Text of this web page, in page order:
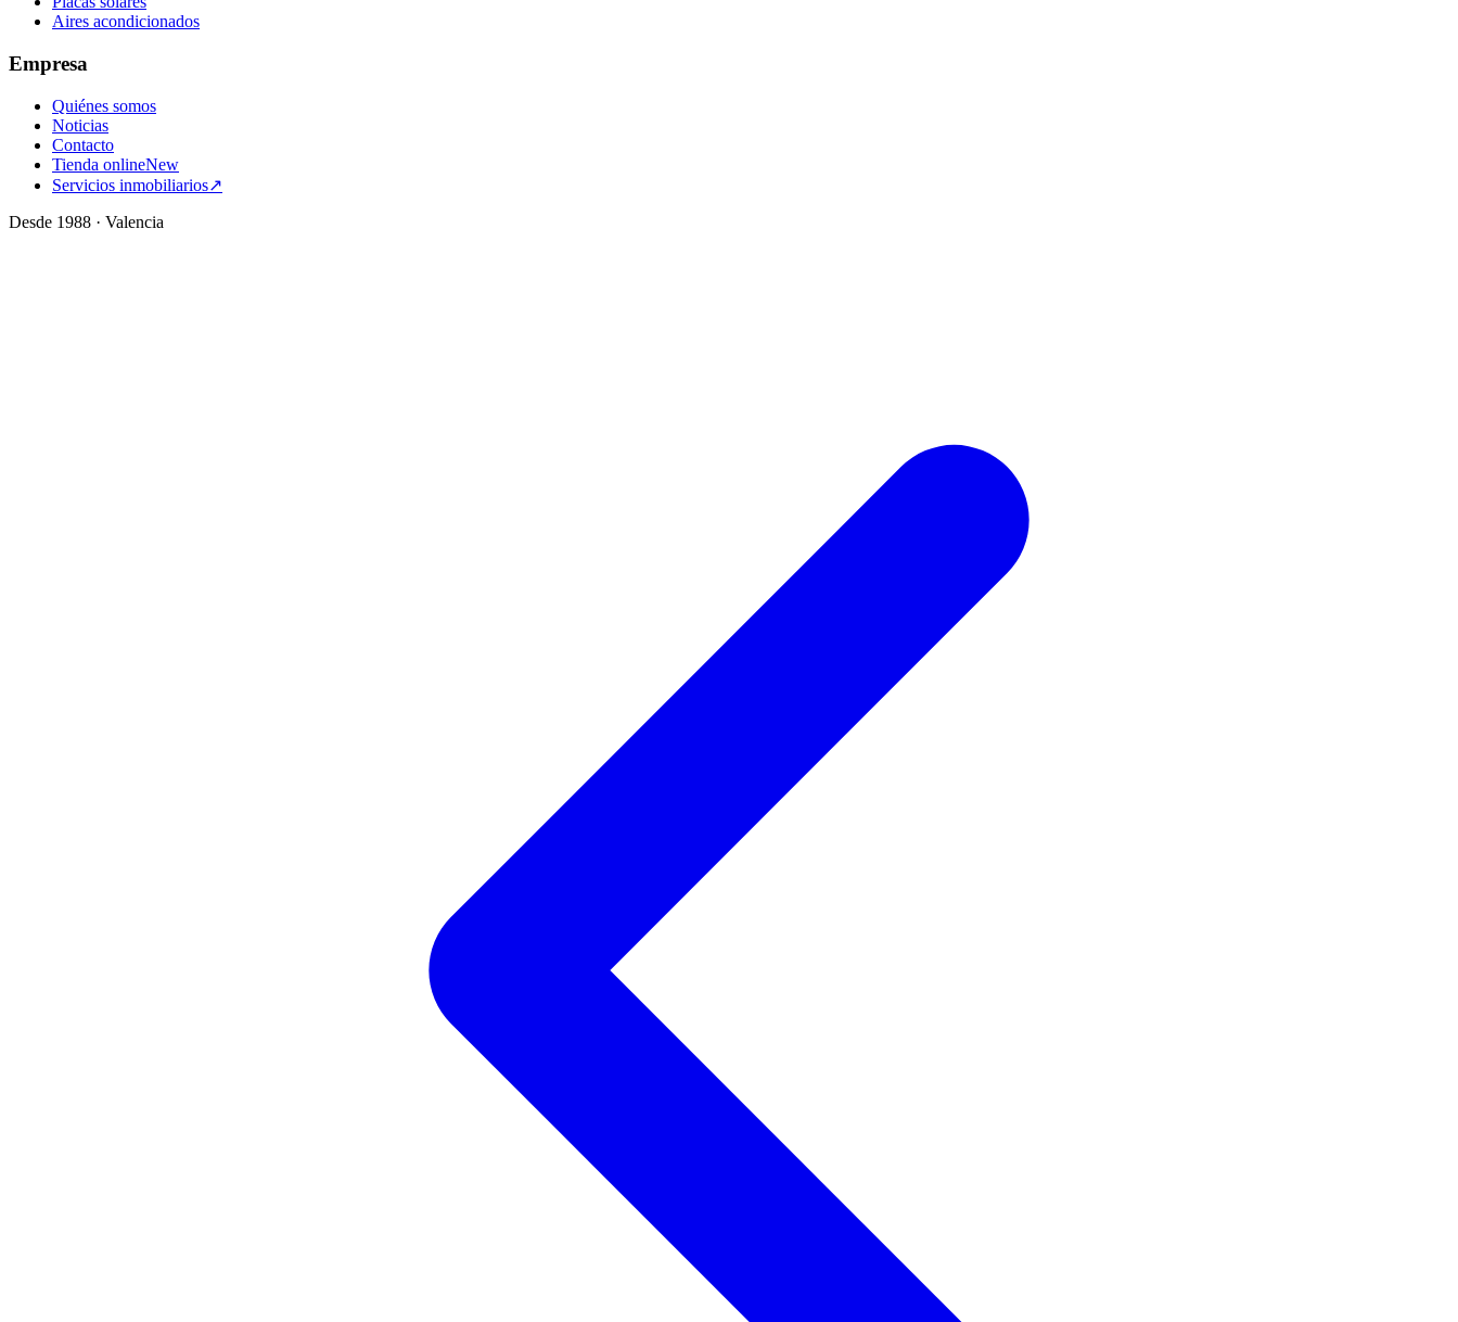
Aires acondicionados
Empresa
Quiénes somos
Noticias
Contacto
Tienda onlineNew
Servicios inmobiliarios↗
Desde 1988 · Valencia